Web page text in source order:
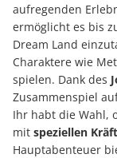
aufregenden
ermöglicht es bis
Dream Land
Charaktere wie
spielen. Dank des
Zusammenspiel
Ihr habt die Wahl,
mit speziellen
Hauptabenteuer